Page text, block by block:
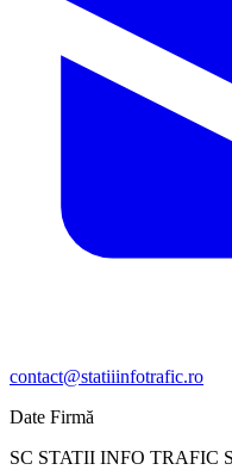
contact@statiiinfotrafic.ro
Date Firmă
SC STATII INFO TRAFIC